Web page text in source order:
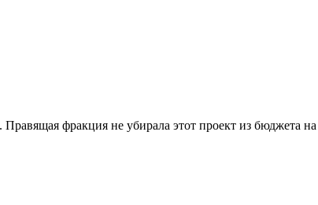
фракция не убирала этот проект из бюджета